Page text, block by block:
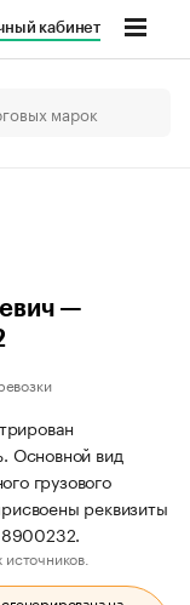
кабинет
—
Основной вид
грузового
реквизиты